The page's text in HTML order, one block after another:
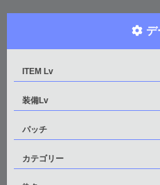
デ
ITEM Lv
装備Lv
パッチ
カテゴリー